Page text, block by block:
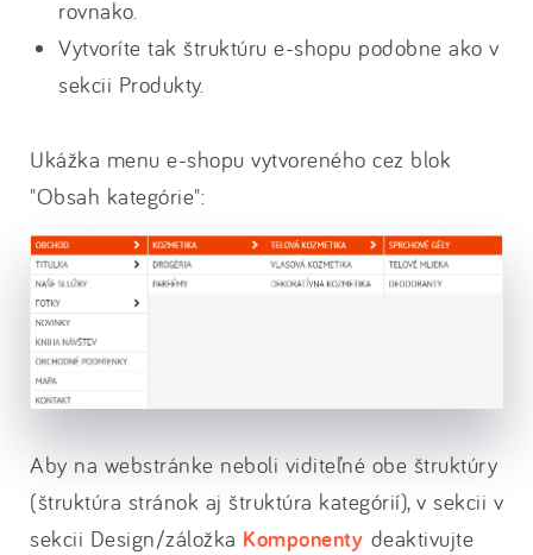
rovnako.
Vytvoríte tak štruktúru e-shopu podobne ako v
sekcii Produkty.
Ukážka menu e-shopu vytvoreného cez blok
"Obsah kategórie":
Aby na webstránke neboli viditeľné obe štruktúry
(štruktúra stránok aj štruktúra kategórií), v sekcii v
sekcii Design/záložka Komponenty deaktivujte